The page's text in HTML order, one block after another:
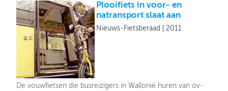
Plooifiets in voor- en
natransport slaat aan
Nieuws-Fietsberaad 2011
De vouwfietsen die busreizigers in Wallonië huren van ov-